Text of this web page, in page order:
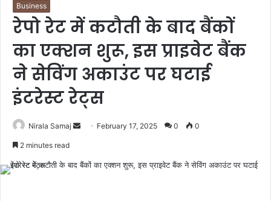
Business
रेपो रेट में कटौती के बाद बैंकों
का एक्शन शुरू, इस प्राइवेट बैंक
ने सेविंग अकाउंट पर घटाई
इंटरेस्ट रेट्स
Nirala Samaj
Send February 17, 2025 0 0
2 minutes read